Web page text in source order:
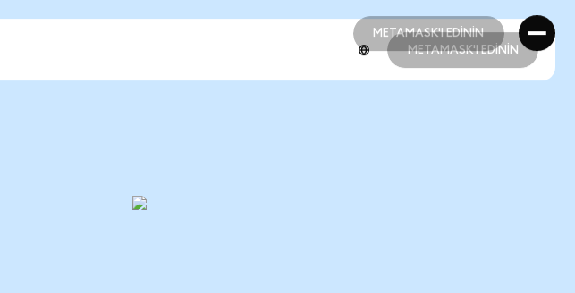
METAMASK'I EDİNİN
METAMASK'I EDİNİN
METAMASK'I EDİNİN